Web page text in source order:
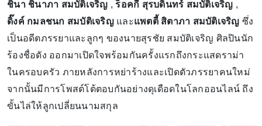
ชินา ชินาภา สมบัติเจริญ , ร็อคกี้ สุรบดินทร์ สมบัติเจริญ ,
ดิ๊งค์ กมลชนก สมบัติเจริญและแพตตี้ สิตาภา สมบัติเจริญ ซึ่ง
เป็นอดีตภรรยาและลูกๆ ของนายสุรชัย สมบัติเจริญ ศิลปินนัก
ร้องชื่อดัง ออกมาเปิดใจพร้อมกันครั้งแรกถึงกระแสดราม่า
ในครอบครัว ภายหลังการหย่าร้างและเปิดตัวภรรยาคนใหม่
จากนั้นมีการโพสต์โต้ตอบกันอย่างดุเดือดในโลกออนไลน์ ถึง
ขั้นไล่ให้ลูกเปลี่ยนนามสกุล